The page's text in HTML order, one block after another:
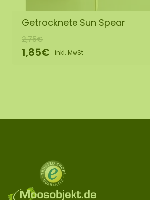
Getrocknete Sun Spear
2,75€
1,85€ inkl. MwSt